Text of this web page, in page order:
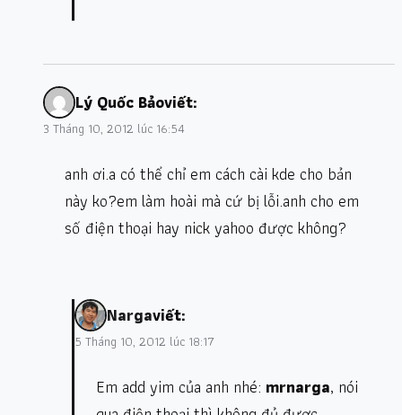
Lý Quốc Bảoviết:
3 Tháng 10, 2012 lúc 16:54
anh ơi.a có thể chỉ em cách cài kde cho bản
này ko?em làm hoài mà cứ bị lỗi.anh cho em
số điện thoại hay nick yahoo được không?
Nargaviết:
5 Tháng 10, 2012 lúc 18:17
Em add yim của anh nhé: mrnarga, nói